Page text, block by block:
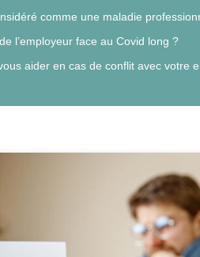
comme une maladie
l’employeur face au Covid long ?
aider en cas de conflit avec votre